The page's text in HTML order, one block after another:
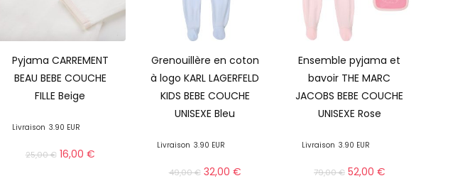
Pyjama CARREMENT
BEAU BEBE COUCHE
FILLE Beige
Livraison 3.90 EUR
25,00€ 16,00 €
Grenouillère en coton
à logo KARL LAGERFELD
KIDS BEBE COUCHE
UNISEXE Bleu
Livraison 3.90 EUR
49,00€ 32,00 €
Ensemble pyjama et
bavoir THE MARC
JACOBS BEBE COUCHE
UNISEXE Rose
Livraison 3.90 EUR
79,00€ 52,00 €